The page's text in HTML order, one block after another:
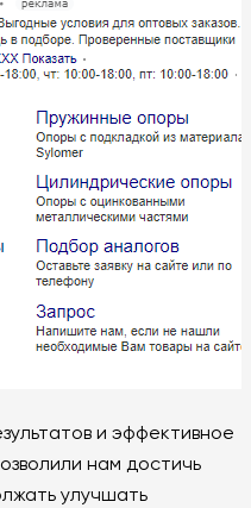
и эффективное
нам достичь
улучшать